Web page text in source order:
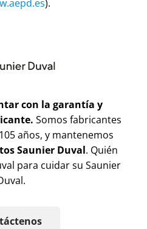
).
con la garantía y
Somos fabricantes
años, y mantenemos
Saunier Duval. Quién
para cuidar su Saunier